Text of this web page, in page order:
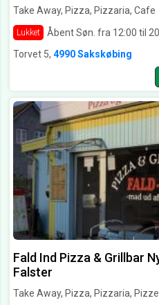
Take Away, Pizza, Pizzaria, Cafe
Lukket Åbent Søn. fra 12:00 til
Torvet 5, 4990 Sakskøbing
Fald Ind Pizza & Grillbar
Falster
Take Away, Pizza, Pizzaria,